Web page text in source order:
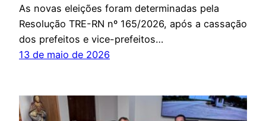
As novas eleições foram determinadas pela
Resolução TRE-RN nº 165/2026, após a cassação
dos prefeitos e vice-prefeitos…
13 de maio de 2026